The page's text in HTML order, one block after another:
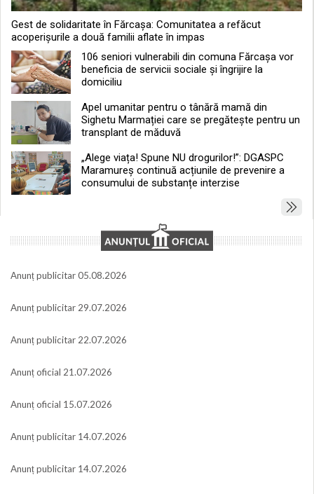
Gest de solidaritate în Fărcașa: Comunitatea a refăcut
acoperișurile a două familii aflate în impas
106 seniori vulnerabili din comuna Fărcașa vor
beneficia de servicii sociale și îngrijire la
domiciliu
Apel umanitar pentru o tânără mamă din
Sighetu Marmației care se pregătește pentru un
transplant de măduvă
„Alege viața! Spune NU drogurilor!”: DGASPC
Maramureș continuă acțiunile de prevenire a
consumului de substanțe interzise
Anunț publicitar 05.08.2026
Anunț publicitar 29.07.2026
Anunț publicitar 22.07.2026
Anunț oficial 21.07.2026
Anunț oficial 15.07.2026
Anunț publicitar 14.07.2026
Anunț publicitar 14.07.2026